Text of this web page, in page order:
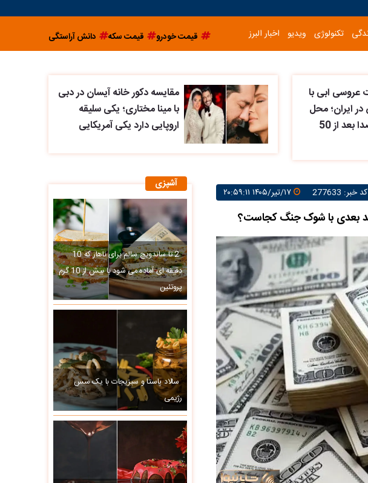
تکنولوژی ویدیو اخبار البرز قیمت خودرو قیمت سکه دانش آراستگی
عروسی ابی با
ایران؛ محل
عروسی آقای صدا بعد از 50
مقایسه دکور خانه آیسان در دبی
با مینا مختاری؛ یکی سلیقه
اروپایی دارد یکی آمریکایی
کد خبر: 277633 ۱۷/تیر/۱۴۰۵ ۲۰:۵۹:۱۱
آشپزی
2 تا ساندویچ سالم برای ناهار که 10
دقیقه ای آماده می شود با بیش از 10 گرم
پروتئین
سالاد پاستا و سبزیجات با یک سس
رژیمی